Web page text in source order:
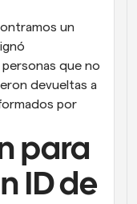
un
que no
devueltas a
por
para
ID de